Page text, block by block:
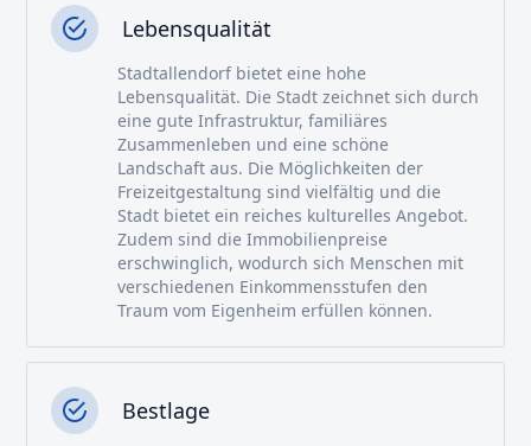
Lebensqualität
Stadtallendorf bietet eine hohe
Lebensqualität. Die Stadt zeichnet sich durch
eine gute Infrastruktur, familiäres
Zusammenleben und eine schöne
Landschaft aus. Die Möglichkeiten der
Freizeitgestaltung sind vielfältig und die
Stadt bietet ein reiches kulturelles Angebot.
Zudem sind die Immobilienpreise
erschwinglich, wodurch sich Menschen mit
verschiedenen Einkommensstufen den
Traum vom Eigenheim erfüllen können.
Bestlage